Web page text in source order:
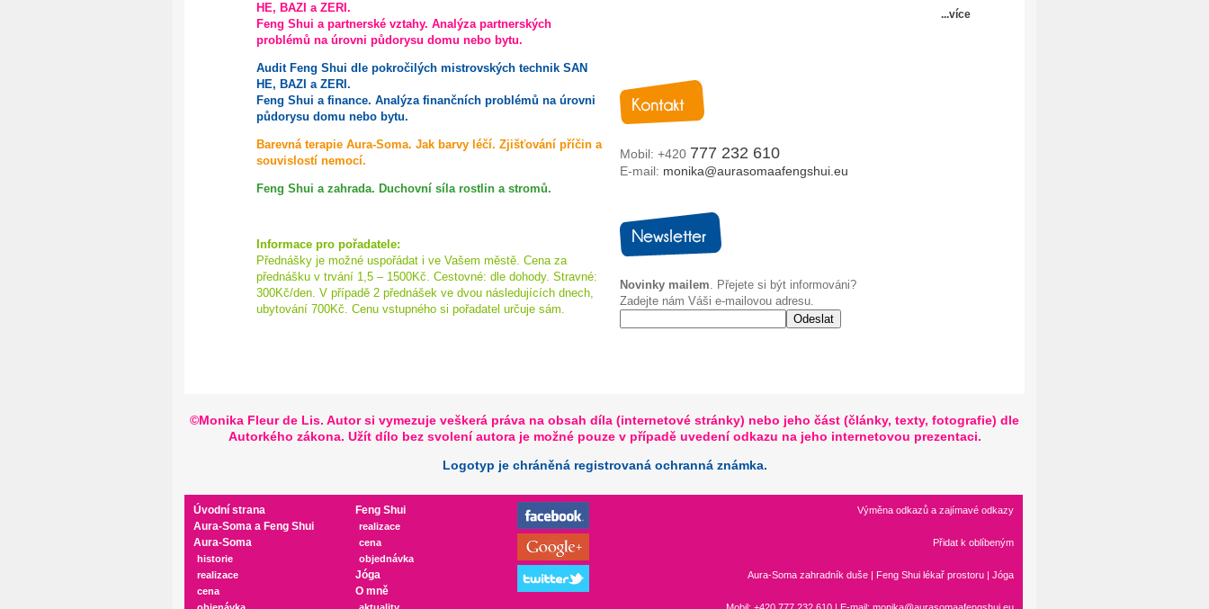
HE, BAZI a ZERI.
Feng Shui a partnerské vztahy. Analýza partnerských
problémů na úrovni půdorysu domu nebo bytu.
Audit Feng Shui dle pokročilých mistrovských technik SAN
HE, BAZI a ZERI.
Feng Shui a finance. Analýza finančních problémů na úrovni
půdorysu domu nebo bytu.
Barevná terapie Aura-Soma. Jak barvy léčí. Zjišťování příčin a
souvislostí nemocí.
Feng Shui a zahrada. Duchovní síla rostlin a stromů.
Informace pro pořadatele:
Přednášky je možné uspořádat i ve Vašem městě. Cena za
přednášku v trvání 1,5 – 1500Kč. Cestovné: dle dohody. Stravné:
300Kč/den. V případě 2 přednášek ve dvou následujících dnech,
ubytování 700Kč. Cenu vstupného si pořadatel určuje sám.
...více
Mobil: +420 777 232 610
E-mail: monika@aurasomaafengshui.eu
Novinky mailem . Přejete si být informováni?
Zadejte nám Váši e-mailovou adresu.
©Monika Fleur de Lis. Autor si vymezuje veškerá práva na obsah díla (internetové stránky) nebo jeho část (články, texty, fotografie) dle
Autorkého zákona. Užít dílo bez svolení autora je možné pouze v případě uvedení odkazu na jeho internetovou prezentaci.
Logotyp je chráněná registrovaná ochranná známka.
Úvodní strana
Aura-Soma a Feng Shui
Aura-Soma
historie
realizace
cena
Feng Shui
realizace
cena
objednávka
Jóga
O mně
Výměna odkazů a zajímavé odkazy
Přidat k oblíbeným
Aura-Soma zahradník duše | Feng Shui lékař prostoru | Jóga